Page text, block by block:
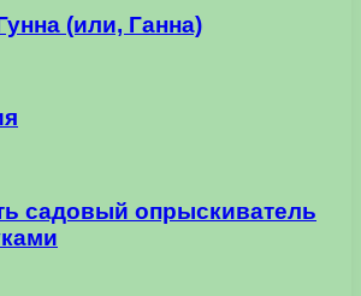
(или, Ганна)
садовый опрыскиватель